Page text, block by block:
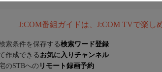
J:COM番組ガイドは、J:COM TVで楽し
索条件を保存する検索ワード登録
作成できる お気に入りチャンネル
のSTBへの リモート録画予約